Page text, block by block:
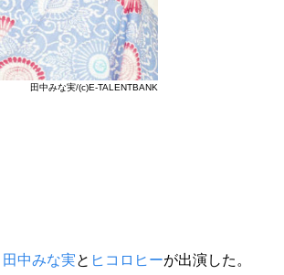
田中みな実/(c)E-TALENTBANK
田中みな実と ヒコロヒーが出演した。